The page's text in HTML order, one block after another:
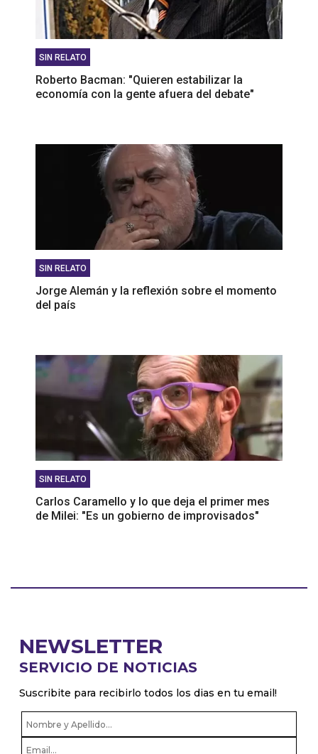
SIN RELATO
Roberto Bacman: "Quieren estabilizar la
economía con la gente afuera del debate"
SIN RELATO
Jorge Alemán y la reflexión sobre el momento
del país
SIN RELATO
Carlos Caramello y lo que deja el primer mes
de Milei: "Es un gobierno de improvisados"
NEWSLETTER
SERVICIO DE NOTICIAS
Suscribite para recibirlo todos los dias en tu email!